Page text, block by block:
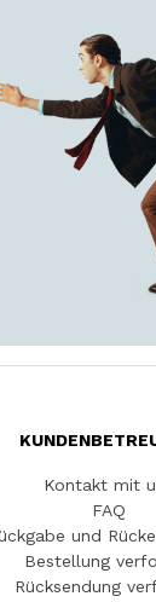
Kontakt mit
FAQ
und
Bestellung
Rücksendung